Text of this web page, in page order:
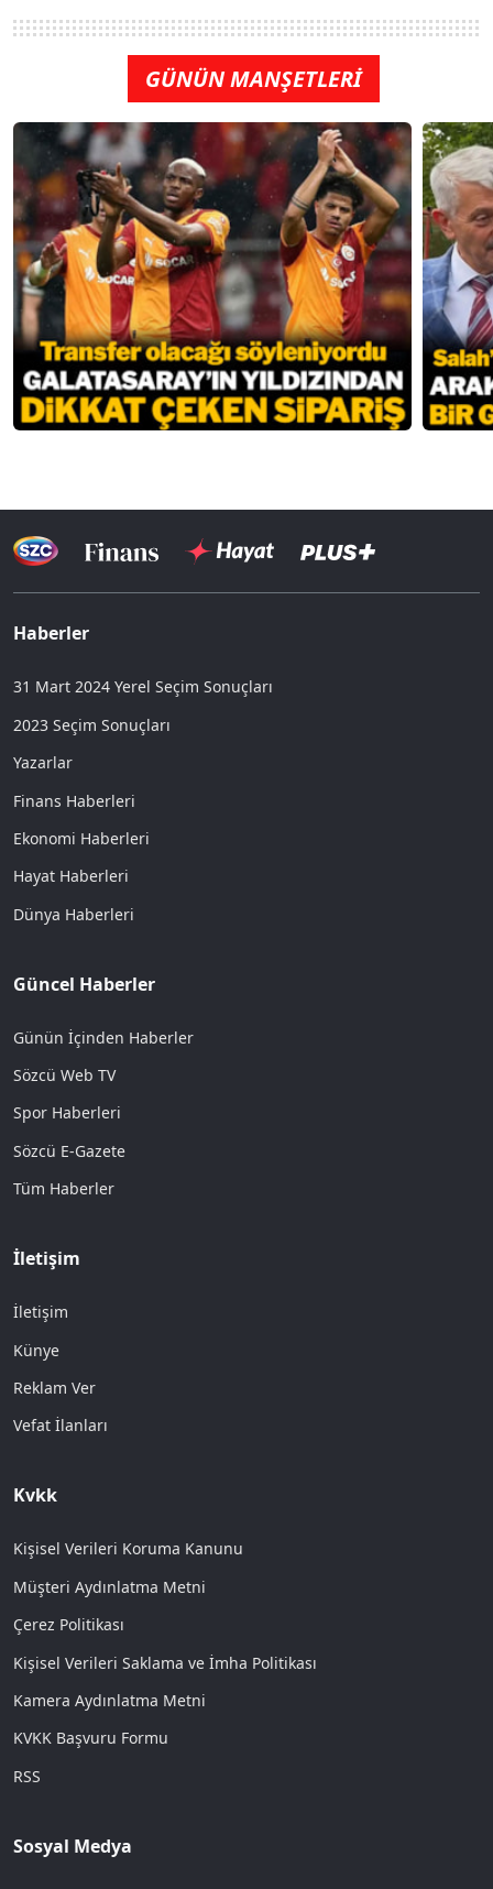
GÜNÜN MANŞETLERİ
Haberler
31 Mart 2024 Yerel Seçim Sonuçları
2023 Seçim Sonuçları
Yazarlar
Finans Haberleri
Ekonomi Haberleri
Hayat Haberleri
Dünya Haberleri
Güncel Haberler
Günün İçinden Haberler
Sözcü Web TV
Spor Haberleri
Sözcü E-Gazete
Tüm Haberler
İletişim
İletişim
Künye
Reklam Ver
Vefat İlanları
Kvkk
Kişisel Verileri Koruma Kanunu
Müşteri Aydınlatma Metni
Çerez Politikası
Kişisel Verileri Saklama ve İmha Politikası
Kamera Aydınlatma Metni
KVKK Başvuru Formu
RSS
Sosyal Medya